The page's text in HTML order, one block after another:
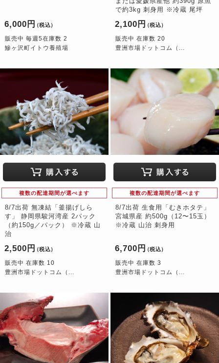
6,000円 （税込）
販売中 毎週5在庫数 2
鰺ヶ沢町イトウ養殖場
で約3kg 刺身用 ※冷蔵 尾坪
2,100円 （税込）
販売中 在庫数 20
豊洲市場ドットコム（...
複数の配達期間が選べます
8/7出荷 無凍結「釜揚げしら
す」 静岡県駿河湾産 2パック
（約150g／パック） ※冷蔵 山
治
2,500円 （税込）
販売中 在庫数 10
豊洲市場ドットコム（...
複数の配達期間が選べます
8/7出荷 生食用「むきホタテ」
宮城県産 約500g（12〜15玉）
※冷蔵 山治 刺身用
6,700円 （税込）
販売中 在庫数 3
豊洲市場ドットコム（...